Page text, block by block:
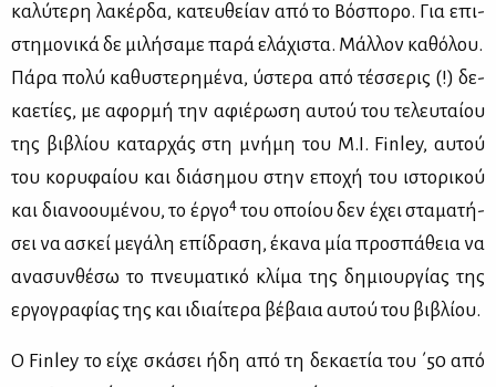
κα­λύ­τε­ρη λα­κέρ­δα, κα­τευ­θεί­αν από το Βό­σπο­ρο. Για επι­
στη­μο­νι­κά δε μι­λή­σα­με πα­ρά ελά­χι­στα. Μάλ­λον κα­θό­λου.
Πά­ρα πο­λύ κα­θυ­στε­ρη­μέ­να, ύστε­ρα από τέσ­σε­ρις (!) δε­
κα­ε­τί­ες, με αφορ­μή την αφιέ­ρω­ση αυ­τού του τε­λευ­ταί­ου
της βι­βλί­ου κα­ταρ­χάς στη μνή­μη του Μ.Ι. Finley, αυ­τού
του κο­ρυ­φαί­ου και διά­ση­μου στην επο­χή του ιστο­ρι­κού
και δια­νο­ου­μέ­νου, το έρ­γο4του οποί­ου δεν έχει στα­μα­τή­
σει να ασκεί με­γά­λη επί­δρα­ση, έκα­να μία προ­σπά­θεια να
ανα­συν­θέ­σω το πνευ­μα­τι­κό κλί­μα της δη­μιουρ­γί­ας της
ερ­γο­γρα­φί­ας της και ιδιαί­τε­ρα βέ­βαια αυ­τού του βι­βλί­ου.
Ο Finley το εί­χε σκά­σει ήδη από τη δε­κα­ε­τία του ΄50 από